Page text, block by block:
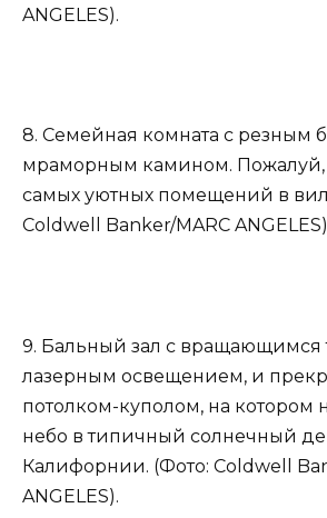
ANGELES).
8. Семейная комната с резным
мраморным камином. Пожалуй,
самых уютных помещений в
Coldwell Banker/MARC
9. Бальный зал с вращающимся
лазерным освещением, и
потолком-куполом, на котором
небо в типичный солнечный
Калифорнии. (Фото: Coldwell
ANGELES).